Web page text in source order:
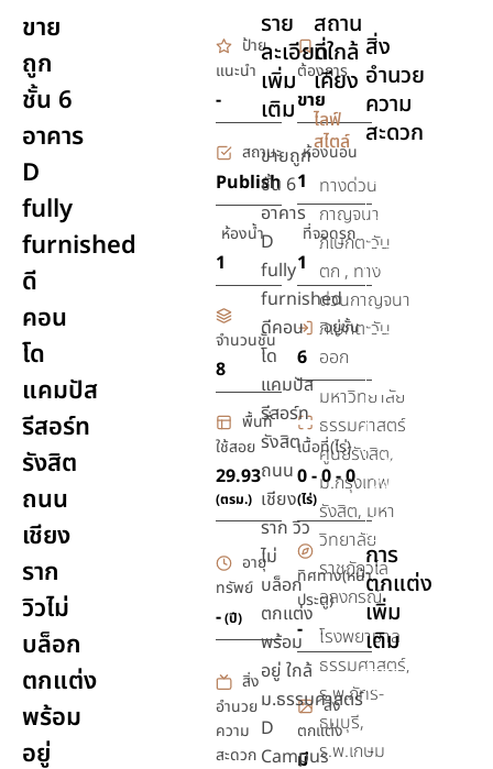
ขาย
ถูก
ชั้น 6
อาคาร
D
fully
furnished
ดี
คอน
โด
แคมปัส
รีสอร์ท
รังสิต
ถนน
เชียง
ราก
วิวไม่
บล็อก
ตกแต่ง
พร้อม
อยู่
ป้าย
แนะนำ
-
ต้องการ
ขาย
สถานะ
Publish
ห้องนอน
1
ห้องน้ำ
1
ที่จอดรถ
1
จำนวนชั้น
8
อยู่ชั้น
6
พื้นที่
ใช้สอย
29.93
(ตรม.)
เนื้อที่(ไร่)
0 - 0 - 0
(ไร่)
อายุ
ทรัพย์
-(ปี)
ทิศทาง(หน้า
ประตู)
-
สิ่ง
อำนวย
ความ
สะดวก
สิ่ง
ตกแต่ง
มี
ราย
ละเอียด
เพิ่ม
เติม
ขายถูก
ชั้น 6
อาคาร
D
fully
furnished
ดีคอน
โด
แคมปัส
รีสอร์ท
รังสิต
ถนน
เชียง
ราก วิว
ไม่
บล็อก
ตกแต่ง
พร้อม
อยู่ ใกล้
ม.ธรรมศาสตร์
D
Campus
สถาน
ที่ใกล้
เคียง
ไลฟ์
สไตล์
ทางด่วน
กาญจนา
ภิเษกตะวัน
ตก , ทาง
ด่วนกาญจนา
ภิเษกตะวัน
ออก
มหาวิทยาลัย
ธรรมศาสตร์
ศูนย์รังสิต,
ม.กรุงเทพ
รังสิต, มหา
วิทยาลัย
ราชภัฎวไล
อลงกรณ์
โรงพยาบาล
ธรรมศาสตร์,
ร.พ.ภัทร-
ธนบุรี,
ร.พ.เกษม
สิ่ง
อำนวย
ความ
สะดวก
สระ
น้ำ
เครื่อง
อากาศ
รักษา
ความ
ปลอดภัย
24 ชม.
ยิม,ฟิตเนส
การ
ตกแต่ง
เพิ่ม
เติม
เฟอร์นิเจอร์